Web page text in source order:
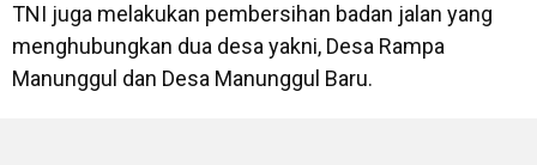
TNI juga melakukan pembersihan badan jalan yang
menghubungkan dua desa yakni, Desa Rampa
Manunggul dan Desa Manunggul Baru.